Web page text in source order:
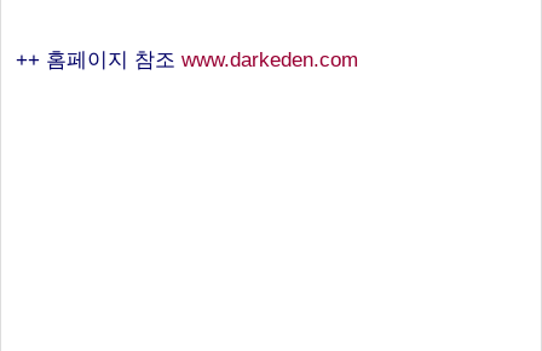
++ 홈페이지 참조 www.darkeden.com